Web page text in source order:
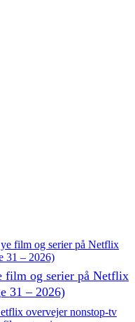
film og serier på Netflix
31 – 2026)